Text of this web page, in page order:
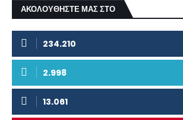
ΑΚΟΛΟΥΘΗΣΤΕ ΜΑΣ ΣΤΟ
234.210
2.998
13.061